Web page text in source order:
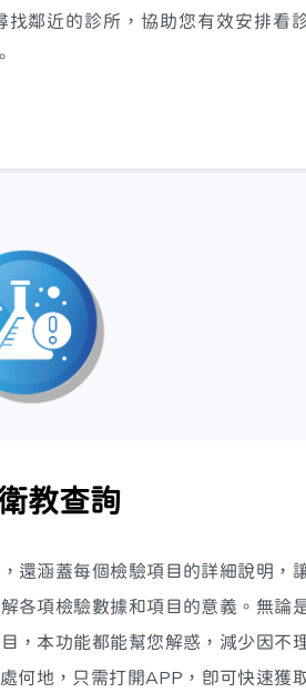
鄰近的診所，協助您有效安排看
教查詢
還涵蓋每個檢驗項目的詳細說明，
各項檢驗數據和項目的意義。無論
，本功能都能幫您解惑，減少因不
何地，只需打開APP，即可快速獲